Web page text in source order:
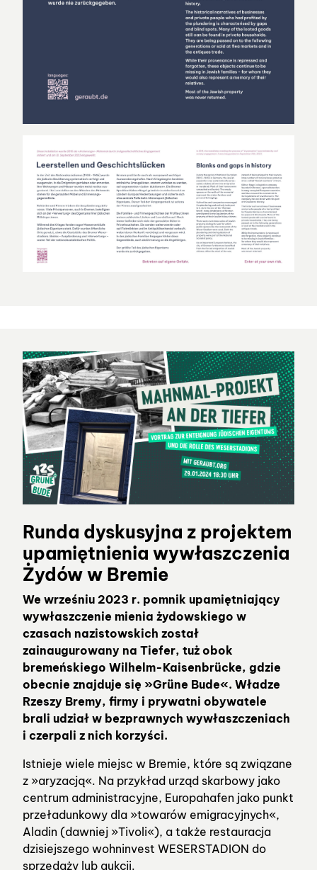
Runda dyskusyjna z projektem
upamiętnienia wywłaszczenia
Żydów w Bremie
We wrześniu 2023 r. pomnik upamiętniający
wywłaszczenie mienia żydowskiego w
czasach nazistowskich został
zainaugurowany na Tiefer, tuż obok
bremeńskiego Wilhelm-Kaisenbrücke, gdzie
obecnie znajduje się »Grüne Bude«. Władze
Rzeszy Bremy, firmy i prywatni obywatele
brali udział w bezprawnych wywłaszczeniach
i czerpali z nich korzyści.
Istnieje wiele miejsc w Bremie, które są związane
z »aryzacją«. Na przykład urząd skarbowy jako
centrum administracyjne, Europahafen jako punkt
przeładunkowy dla »towarów emigracyjnych«,
Aladin (dawniej »Tivoli«), a także restauracja
dzisiejszego wohninvest WESERSTADION do
sprzedaży lub aukcji.